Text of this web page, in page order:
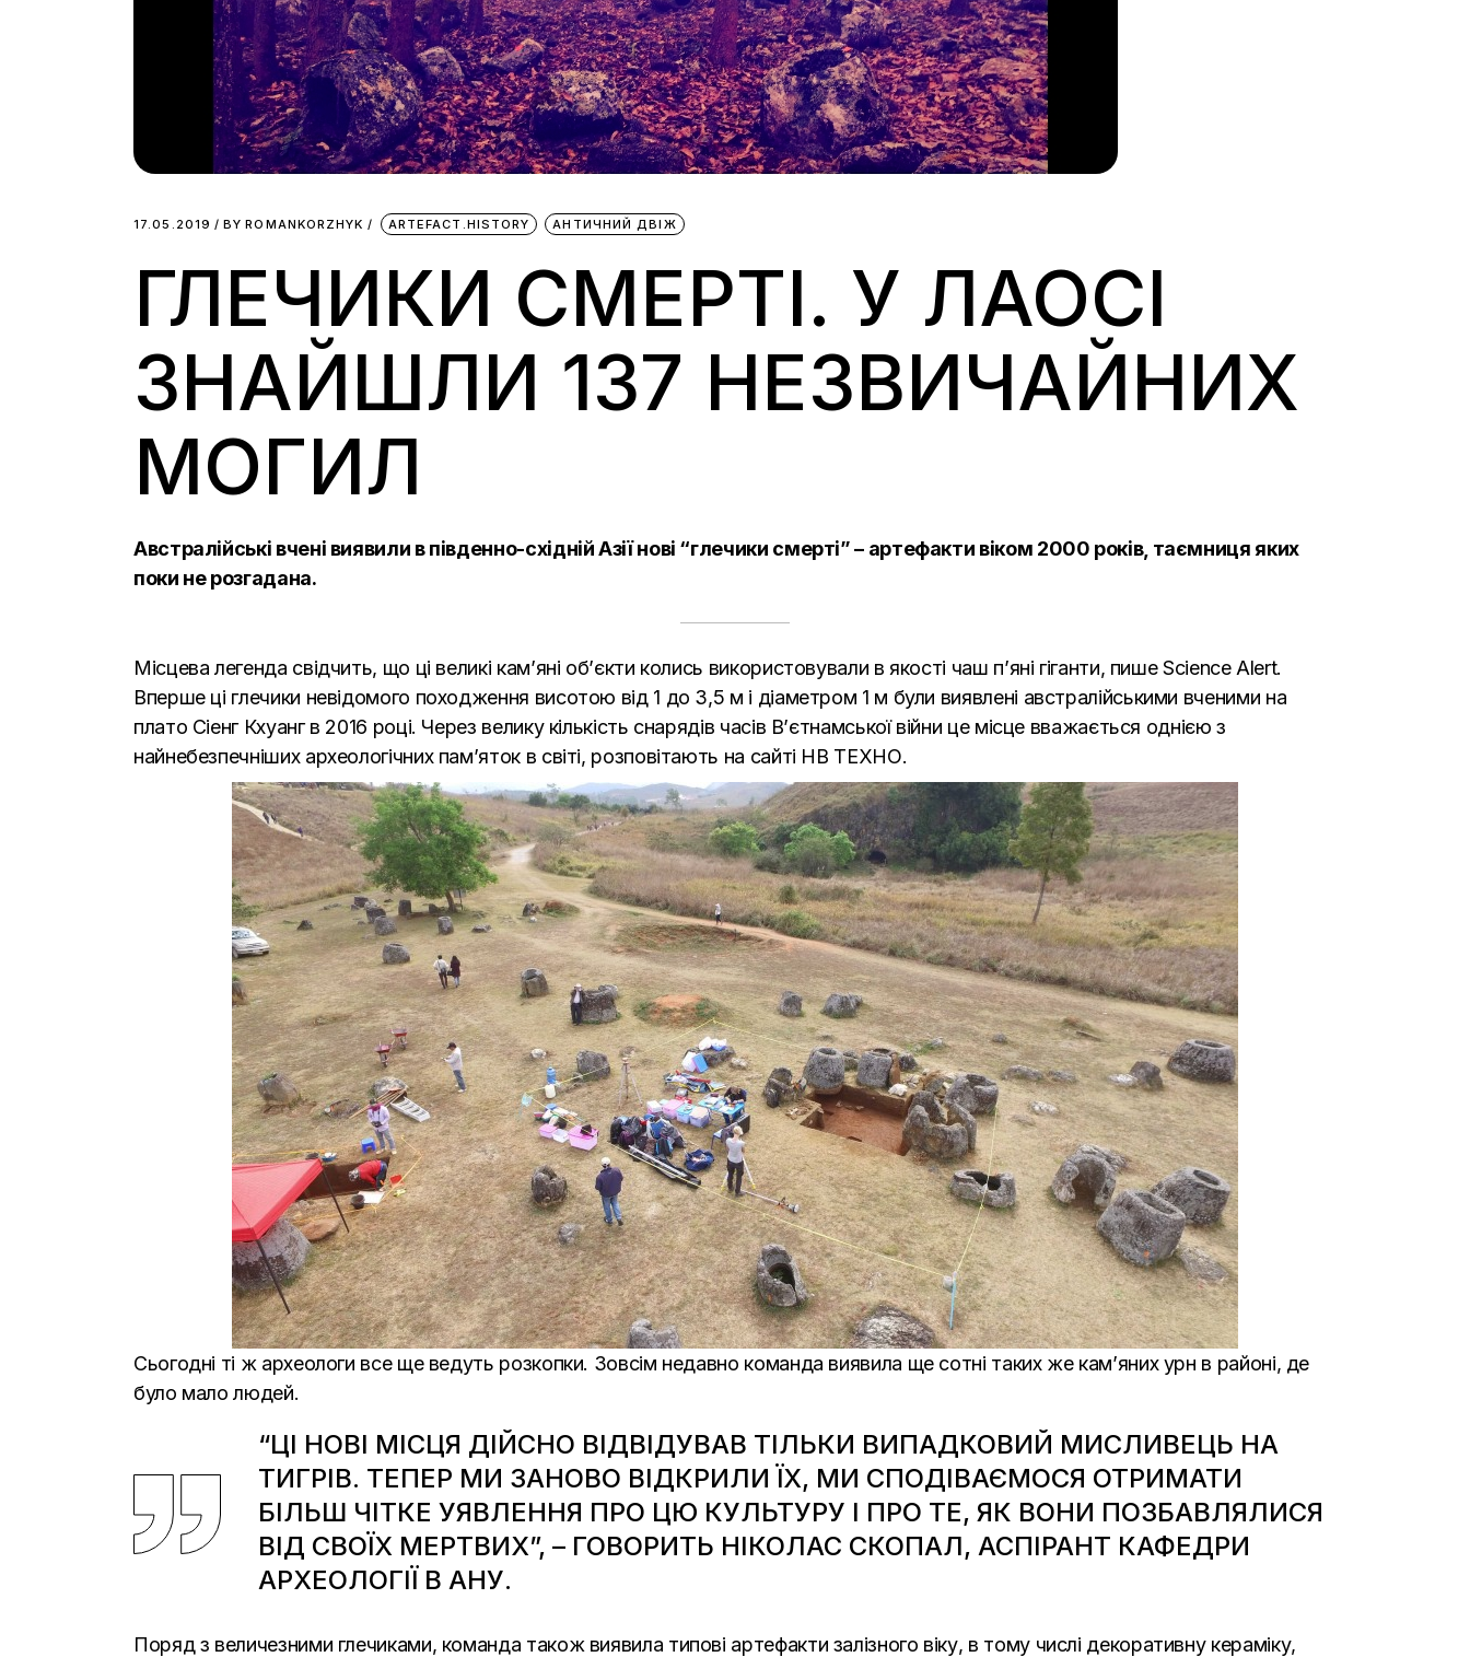
17.05.2019 BY ROMANKORZHYK ARTEFACT.HISTORY АНТИЧНИЙ ДВІЖ
ГЛЕЧИКИ СМЕРТІ. У ЛАОСІ
ЗНАЙШЛИ 137 НЕЗВИЧАЙНИХ
МОГИЛ
Австралійські вчені виявили в південно-східній Азії нові “глечики смерті” – артефакти віком 2000 років, таємниця яких
поки не розгадана.
Місцева легенда свідчить, що ці великі кам’яні об’єкти колись використовували в якості чаш п’яні гіганти, пишеScience Alert.
Вперше ці глечики невідомого походження висотою від 1 до 3,5 м і діаметром 1 м були виявлені австралійськими вченими на
плато Сіенг Кхуанг в 2016 році. Через велику кількість снарядів часів В’єтнамської війни це місце вважається однією з
найнебезпечніших археологічних пам’яток в світі, розповітають на сайті НВ ТЕХНО.
Сьогодні ті ж археологи все ще ведуть розкопки. Зовсім недавно команда виявила ще сотні таких же кам’яних урн в районі, де
було мало людей.
“ЦІ НОВІ МІСЦЯ ДІЙСНО ВІДВІДУВАВ ТІЛЬКИ ВИПАДКОВИЙ МИСЛИВЕЦЬ НА
ТИГРІВ. ТЕПЕР МИ ЗАНОВО ВІДКРИЛИ ЇХ, МИ СПОДІВАЄМОСЯ ОТРИМАТИ
БІЛЬШ ЧІТКЕ УЯВЛЕННЯ ПРО ЦЮ КУЛЬТУРУ І ПРО ТЕ, ЯК ВОНИ ПОЗБАВЛЯЛИСЯ
ВІД СВОЇХ МЕРТВИХ”, – ГОВОРИТЬ НІКОЛАС СКОПАЛ, АСПІРАНТ КАФЕДРИ
АРХЕОЛОГІЇ В АНУ.
Поряд з величезними глечиками, команда також виявила типові артефакти залізного віку, в тому числі декоративну кераміку,